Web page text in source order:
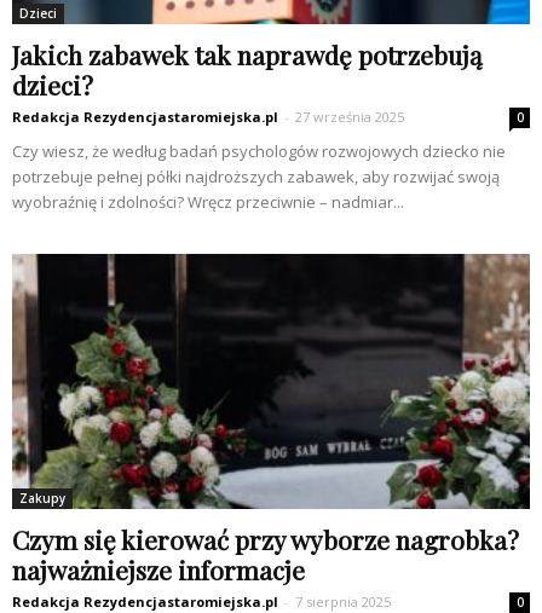
Dzieci
Jakich zabawek tak naprawdę potrzebują
dzieci?
Redakcja Rezydencjastaromiejska.pl - 27 września 2025 0
Czy wiesz, że według badań psychologów rozwojowych dziecko nie
potrzebuje pełnej półki najdroższych zabawek, aby rozwijać swoją
wyobraźnię i zdolności? Wręcz przeciwnie – nadmiar...
Zakupy
Czym się kierować przy wyborze nagrobka?
najważniejsze informacje
Redakcja Rezydencjastaromiejska.pl - 7 sierpnia 2025 0